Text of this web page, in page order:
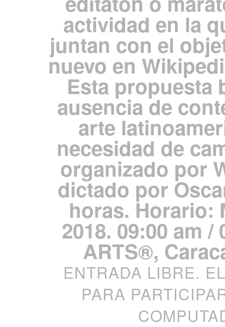
actividad en la
juntan con el
nuevo en
Esta propuesta
ausencia de
arte
necesidad de
organizado por
dictado por
horas. Horario:
2018. 09:00 am
ARTS®,
ENTRADA LIBRE.
PARA